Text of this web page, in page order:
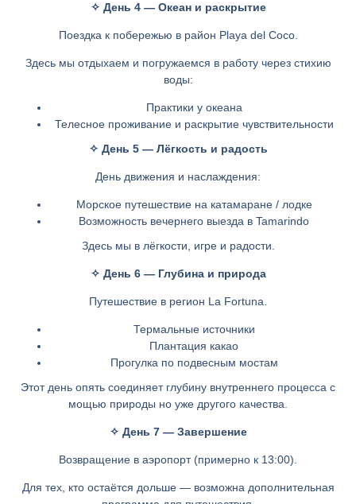
✧ День 4 — Океан и раскрытие
Поездка к побережью в район Playa del Coco.
Здесь мы отдыхаем и погружаемся в работу через стихию
воды:
Практики у океана
Телесное проживание и раскрытие чувствительности
✧ День 5 — Лёгкость и радость
День движения и наслаждения:
Морское путешествие на катамаране / лодке
Возможность вечернего выезда в Tamarindo
Здесь мы в лёгкости, игре и радости.
✧ День 6 — Глубина и природа
Путешествие в регион La Fortuna.
Термальные источники
Плантация какао
Прогулка по подвесным мостам
Этот день опять соединяет глубину внутреннего процесса с
мощью природы но уже другого качества.
✧ День 7 — Завершение
Возвращение в аэропорт (примерно к 13:00).
Для тех, кто остаётся дольше — возможна дополнительная